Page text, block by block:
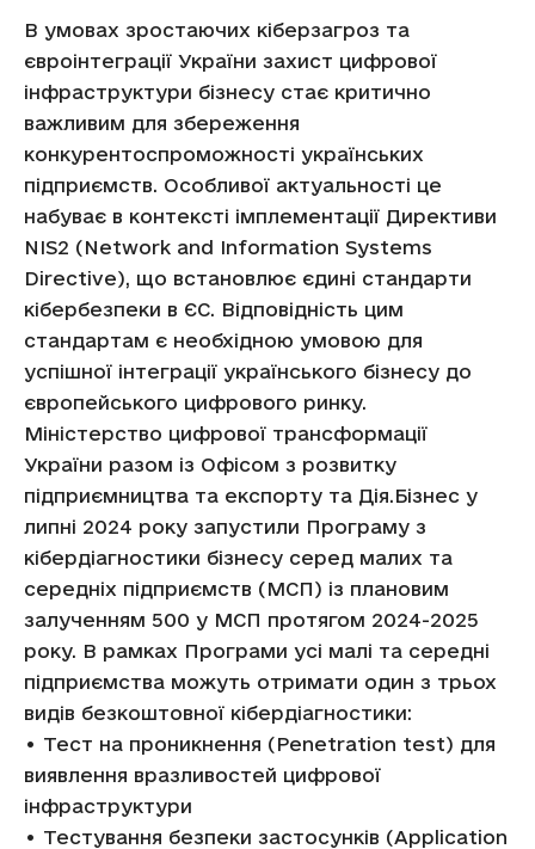
В умовах зростаючих кіберзагроз та
євроінтеграції України захист цифрової
інфраструктури бізнесу стає критично
важливим для збереження
конкурентоспроможності українських
підприємств. Особливої актуальності це
набуває в контексті імплементації Директиви
NIS2 (Network and Information Systems
Directive), що встановлює єдині стандарти
кібербезпеки в ЄС. Відповідність цим
стандартам є необхідною умовою для
успішної інтеграції українського бізнесу до
європейського цифрового ринку.
Міністерство цифрової трансформації
України разом із Офісом з розвитку
підприємництва та експорту та Дія.Бізнес у
липні 2024 року запустили Програму з
кібердіагностики бізнесу серед малих та
середніх підприємств (МСП) із плановим
залученням 500 у МСП протягом 2024-2025
року. В рамках Програми усі малі та середні
підприємства можуть отримати один з трьох
видів безкоштовної кібердіагностики:
• Тест на проникнення (Penetration test) для
виявлення вразливостей цифрової
інфраструктури
• Тестування безпеки застосунків (Application